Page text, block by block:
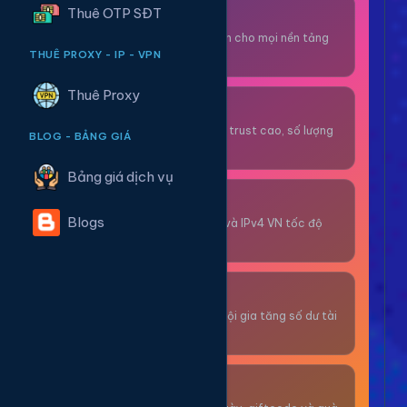
Thuê OTP SĐT
THUÊ PROXY - IP - VPN
Thuê Proxy
BLOG - BẢNG GIÁ
Bảng giá dịch vụ
Blogs
Thuê OTP SĐT
Nhận code xác minh cho mọi nền tảng
tức thì.
OTP/Mua Gmail
Tài khoản gmail cổ, trust cao, số lượng
Proxy dân cư xoay và IPv4 VN tốc độ
Thư giãn và có cơ hội gia tăng số dư tài